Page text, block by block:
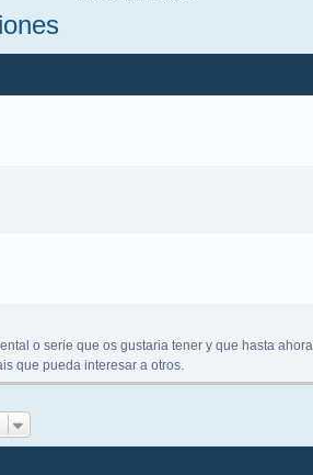
o serie que os gustaria tener y que hasta
que pueda interesar a otros.